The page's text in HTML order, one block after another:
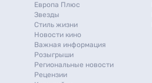
Европа Плюс
Звезды
Стиль жизни
Новости кино
Важная информация
Розыгрыши
Региональные новости
Рецензии